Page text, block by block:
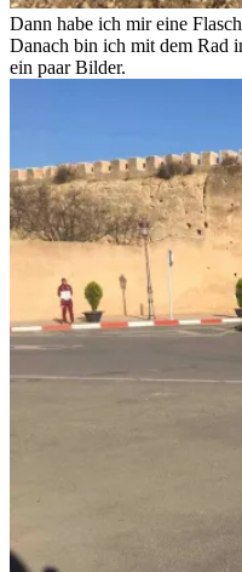
Dann habe ich mir eine
Danach bin ich mit dem Rad
ein paar Bilder.